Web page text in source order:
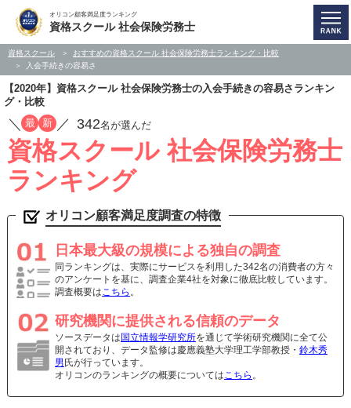
オリコン顧客満足度ランキング
資格スクール 社会保険労務士
資格スクール
おすすめの資格スクール 社会保険労務士ランキング・比較
入会手続きの容易さ
【2020年】資格スクール 社会保険労務士の入会手続きの容易さランキン
グ・比較
／ 最 新 ／ 342名が選んだ
資格スクール 社会保険労務士
ランキング
オリコン顧客満足度調査の特徴
日本最大級の規模による独自の調査
同ランキングは、実際にサービスを利用した342名の消費者の方々
のアンケートを基に、調査企業4社を対象に徹底比較しています。
調査概要はこちら 。
研究機関に提供される信頼のデータ
ソースデータは 国立情報学研究所を通じて学術研究機関に全て公
開されており、データ監修は慶應義塾大学理工学部教授・ 鈴木秀
男 氏が行っています。
オリコンのランキングの概要についてはこちら 。